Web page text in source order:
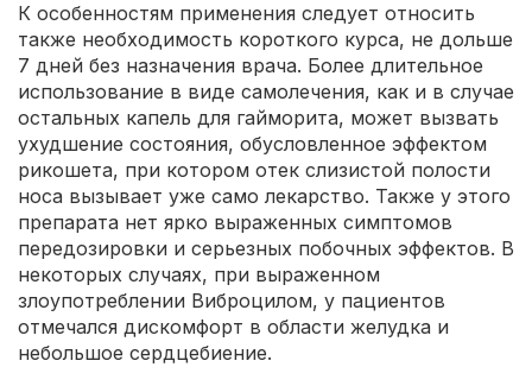
К особенностям применения следует относить
также необходимость короткого курса, не дольше
7 дней без назначения врача. Более длительное
использование в виде самолечения, как и в случае
остальных капель для гайморита, может вызвать
ухудшение состояния, обусловленное эффектом
рикошета, при котором отек слизистой полости
носа вызывает уже само лекарство. Также у этого
препарата нет ярко выраженных симптомов
передозировки и серьезных побочных эффектов. В
некоторых случаях, при выраженном
злоупотреблении Виброцилом, у пациентов
отмечался дискомфорт в области желудка и
небольшое сердцебиение.